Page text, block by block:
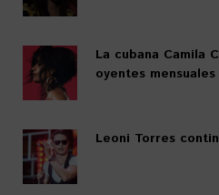
La cubana Camila
oyentes
Leoni Torres